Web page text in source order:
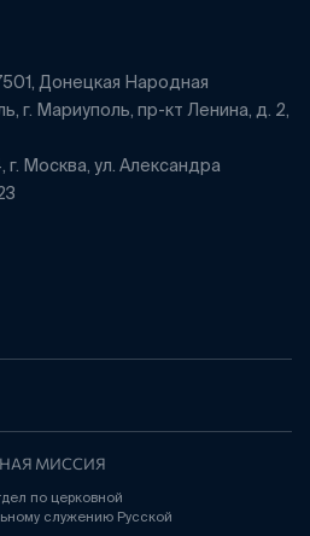
Донецкая Народная
г. Мариуполь, пр-кт Ленина, д. 2,
Москва, ул. Александра
МИССИЯ
по церковной
служению Русской